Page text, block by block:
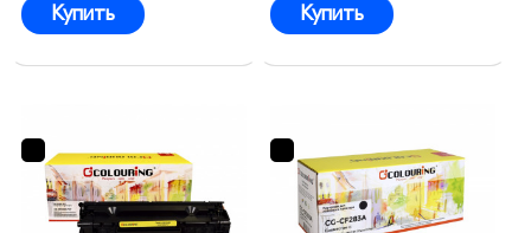
Купить Купить